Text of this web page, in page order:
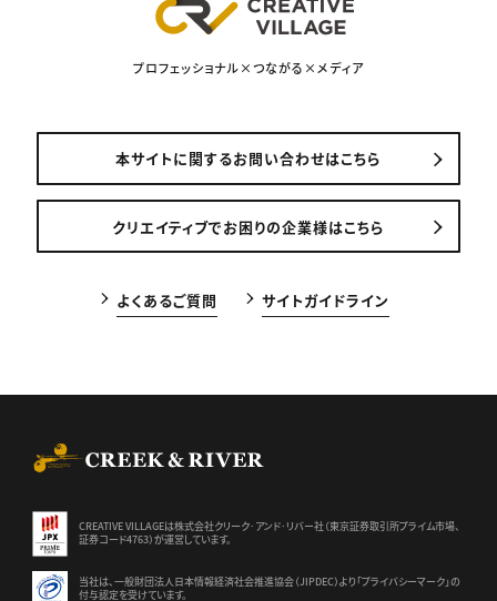
プロフェッショナル×つながる×メディア
本サイトに関するお問い合わせはこちら
クリエイティブでお困りの企業様はこちら
よくあるご質問 サイトガイドライン
CREATIVE VILLAGEは株式会社クリーク･アンド･リバー社（東京証券取引所プライム市場、
証券コード4763）が運営しています。
当社は、一般財団法人日本情報経済社会推進協会（JIPDEC）より 「プライバシーマーク」の
付与認定を受けています。